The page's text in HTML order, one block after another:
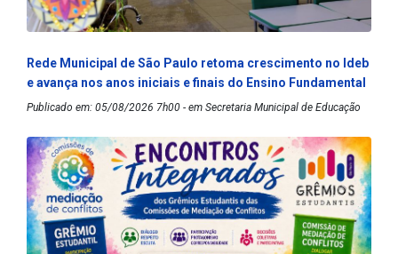
Rede Municipal de São Paulo retoma crescimento no Ideb
e avança nos anos iniciais e finais do Ensino Fundamental
Publicado em: 05/08/2026 7h00 - em Secretaria Municipal de Educação